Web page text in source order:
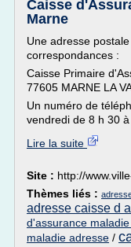
Caisse
Marne
Une adresse
correspondances :
Caisse Primaire
77605 MARNE LA
Un numéro de
vendredi de 8 h 30 à
Lire la suite
Site : http://
Thèmes liés :
adresse caisse d
d'assurance
maladie adresse /